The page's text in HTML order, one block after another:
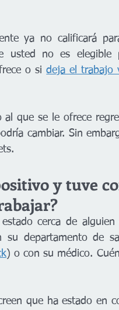
ya no calificará
usted no es elegible
o si deja el trabajo
que se le ofrece
cambiar. Sin
y tuve
cerca de
) o con su médico.
que ha estado en